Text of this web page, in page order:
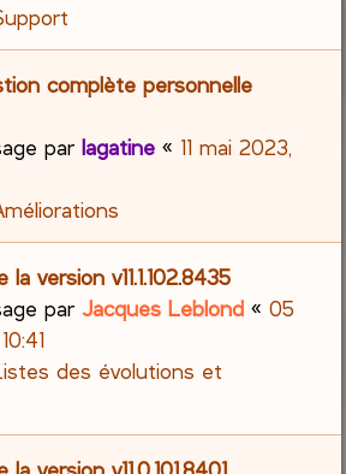
complète personnelle
parlagatine « 11 mai 2023,
version v11.1.102.8435
parJacques Leblond «05
des évolutions et